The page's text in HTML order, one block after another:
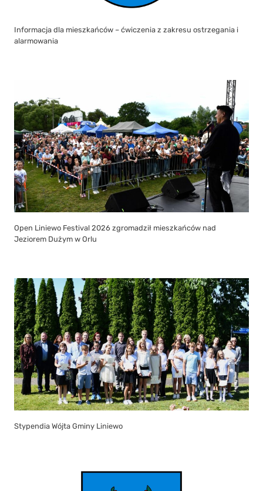
Informacja dla mieszkańców – ćwiczenia z zakresu ostrzegania i
alarmowania
Open Liniewo Festival 2026 zgromadził mieszkańców nad
Jeziorem Dużym w Orlu
Stypendia Wójta Gminy Liniewo